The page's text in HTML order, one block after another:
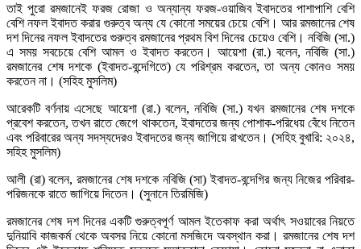
তাই পুরো রমজানেই ফরজ রোজা ও অন্যান্য ফরজ-ওয়াজিব ইবাদতের পাশাপাশি বেশি
বেশি নফল ইবাদত করার গুরুত্ব অন্য যে কোনো সময়ের চেয়ে বেশি। আর রমজানের শেষ
দশ দিনের নফল ইবাদতের গুরুত্ব রমজানের প্রথম বিশ দিনের চেয়েও বেশি। নবিজি (সা.)
এ সময় সবচেয়ে বেশি আমল ও ইবাদত করতেন। আয়েশা (রা.) বলেন, নবিজি (সা.)
রমজানের শেষ দশকে (ইবাদত-বন্দেগিতে) যে পরিশ্রম করতেন, তা অন্য কোনও সময়
করতেন না। (সহিহ মুসলিম)
আরেকটি বর্ণনায় এসেছে আয়েশা (রা.) বলেন, নবিজি (সা.) যখন রমজানের শেষ দশকে
প্রবেশ করতেন, তখন রাতে জেগে থাকতেন, ইবাদতের জন্য পোশাক-পরিধেয় বেঁধে নিতেন
এবং পরিবারের অন্য সদস্যদেরও ইবাদতের জন্য জাগিয়ে রাখতেন। (সহিহ বুখারি: ২০২৪,
সহিহ মুসলিম)
আলী (রা) বলেন, রমজানের শেষ দশকে নবিজি (সা) ইবাদত-বন্দেগির জন্য নিজের পরিবার-
পরিজনকে রাতে জাগিয়ে দিতেন। (সুনানে তিরমিজি)
রমজানের শেষ দশ দিনের একটি গুরুত্বপূর্ণ আমল ইতেকাফ করা অর্থাৎ সওয়াবের নিয়তে
দুনিয়াবি কাজকর্ম থেকে অবসর নিয়ে কোনো মসজিদে অবস্থান করা। রমজানের শেষ দশ